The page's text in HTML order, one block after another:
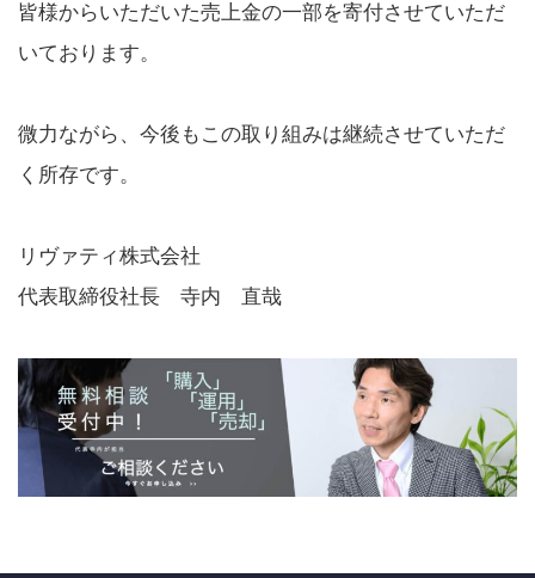
皆様からいただいた売上金の一部を寄付させていただ
いております。
微力ながら、今後もこの取り組みは継続させていただ
く所存です。
リヴァティ株式会社
代表取締役社長 寺内 直哉